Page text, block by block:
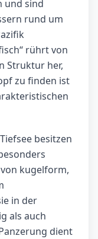
und sind
rund um
rührt von
Struktur her,
zu finden ist
besitzen
kugelform,
in der
als auch
dient